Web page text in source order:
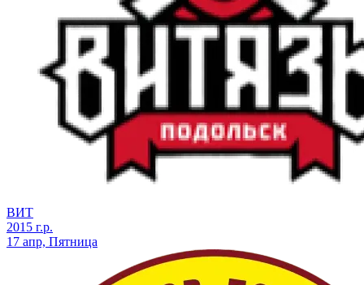
ВИТ
2015 г.р.
17 апр, Пятница